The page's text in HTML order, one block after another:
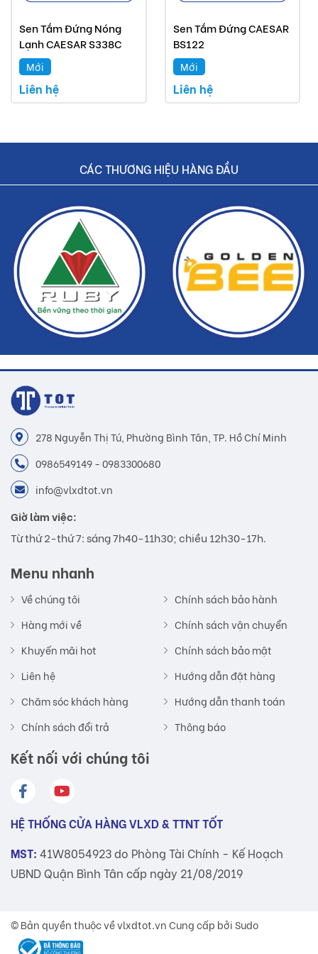
Buildshop cam kết:
Bồn tiểu Caesar mà Buildshop bán là sản phẩm
chính hãng.
Sen Tắm Đứng Nóng
Lạnh CAESAR S338C
Mới
Liên hệ
Sen Tắm Đứng CAESAR
BS122
Mới
Liên hệ
CÁC THƯƠNG HIỆU HÀNG ĐẦU
278 Nguyễn Thị Tú, Phường Bình Tân, TP. Hồ Chí Minh
0986549149 - 0983300680
info@vlxdtot.vn
Giờ làm việc:
Từ thứ 2-thứ 7: sáng 7h40-11h30; chiều 12h30-17h.
Menu nhanh
Về chúng tôi
Hàng mới về
Khuyến mãi hot
Liên hệ
Chăm sóc khách hàng
Chính sách đổi trả
Chính sách bảo hành
Chính sách vận chuyển
Chính sách bảo mật
Hướng dẫn đặt hàng
Hướng dẫn thanh toán
Thông báo
Kết nối với chúng tôi
HỆ THỐNG CỬA HÀNG VLXD & TTNT TỐT
MST: 41W8054923 do Phòng Tài Chính - Kế Hoạch
UBND Quận Bình Tân cấp ngày 21/08/2019
© Bản quyền thuộc vềvlxdtot.vnCung cấp bởi Sudo